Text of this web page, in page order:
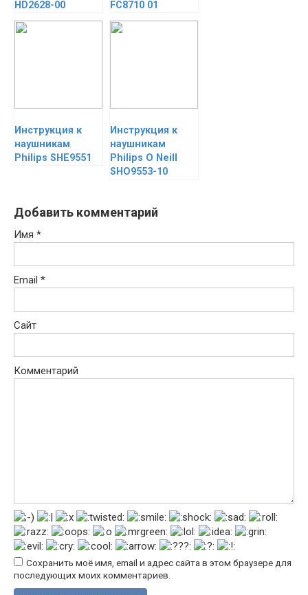
HD2628-00 FC8710 01
Инструкция к
наушникам
Philips SHE9551
Инструкция к
наушникам
Philips O Neill
SHO9553-10
Добавить комментарий
Имя *
Email *
Сайт
Комментарий
Сохранить моё имя, email и адрес сайта в этом браузере для
последующих моих комментариев.